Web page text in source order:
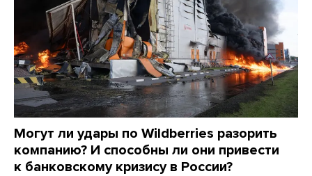
Могут ли удары по Wildberries разорить
компанию? И способны ли они привести
к банковскому кризису в России?